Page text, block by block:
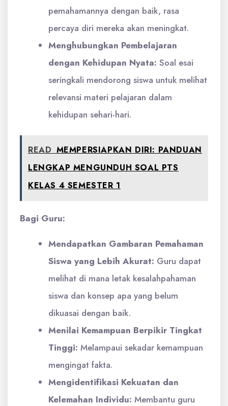
pemahamannya dengan baik, rasa
percaya diri mereka akan meningkat.
Menghubungkan Pembelajaran
dengan Kehidupan Nyata: Soal esai
seringkali mendorong siswa untuk melihat
relevansi materi pelajaran dalam
kehidupan sehari-hari.
READ MEMPERSIAPKAN DIRI: PANDUAN
LENGKAP MENGUNDUH SOAL PTS
KELAS 4 SEMESTER 1
Bagi Guru:
Mendapatkan Gambaran Pemahaman
Siswa yang Lebih Akurat: Guru dapat
melihat di mana letak kesalahpahaman
siswa dan konsep apa yang belum
dikuasai dengan baik.
Menilai Kemampuan Berpikir Tingkat
Tinggi: Melampaui sekadar kemampuan
mengingat fakta.
Mengidentifikasi Kekuatan dan
Kelemahan Individu: Membantu guru